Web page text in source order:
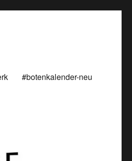
#botenkalender-neu